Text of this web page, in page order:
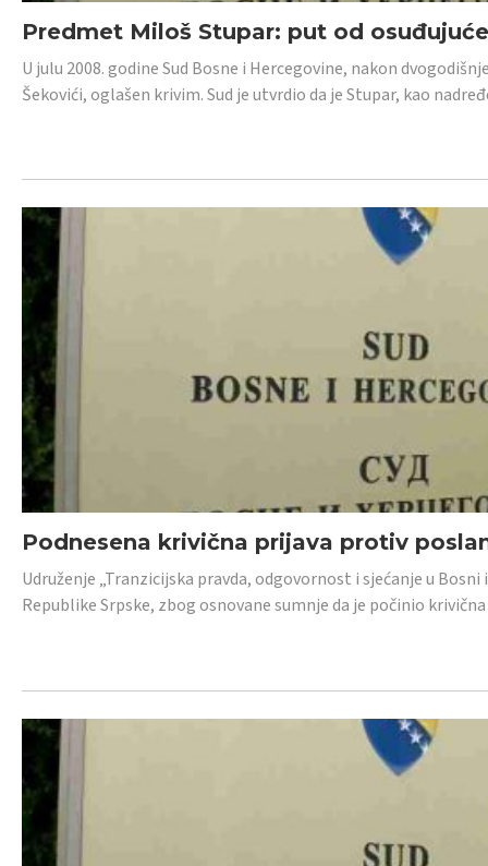
Predmet Miloš Stupar: put od
U julu 2008. godine Sud Bosne i Hercegovine, nakon
Šekovići, oglašen krivim. Sud je utvrdio da je Stupar, kao
Podnesena krivična prijava protiv
Udruženje „Tranzicijska pravda, odgovornost i sjećanje u
Republike Srpske, zbog osnovane sumnje da je počinio